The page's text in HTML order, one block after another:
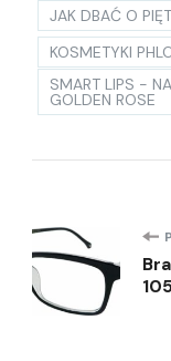
JAK DBAĆ O
KOSMETYKI
SMART LIPS -
GOLDEN ROSE
wpisu